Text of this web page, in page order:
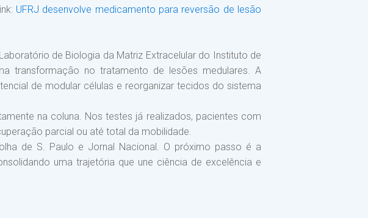
UFRJ desenvolve medicamento para reversão de lesão
de Biologia da Matriz Extracelular do Instituto de
transformação no tratamento de lesões medulares. A
de modular células e reorganizar tecidos do sistema
na coluna. Nos testes já realizados, pacientes com
parcial ou até total da mobilidade.
de S. Paulo e Jornal Nacional. O próximo passo é a
uma trajetória que une ciência de excelência e